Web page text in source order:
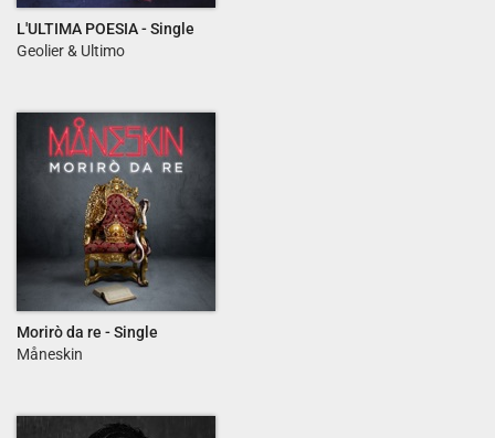
L'ULTIMA POESIA - Single
Geolier & Ultimo
Morirò da re - Single
Måneskin